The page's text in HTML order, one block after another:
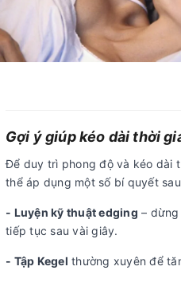
Gợi ý giúp kéo dài thời
Để duy trì phong độ và kéo dài
thể áp dụng một số bí quyết
- Luyện kỹ thuật edging –
tiếp tục sau vài giây.
- Tập Kegel thường xuyên để